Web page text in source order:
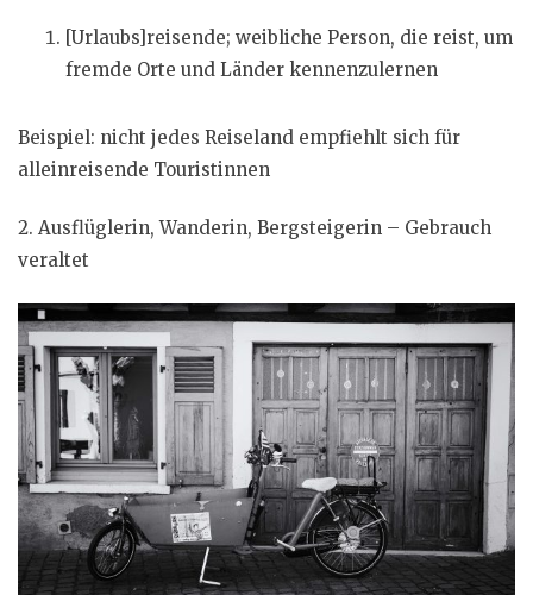
[Urlaubs]reisende; weibliche Person, die reist, um
fremde Orte und Länder kennenzulernen
Beispiel: nicht jedes Reiseland empfiehlt sich für
alleinreisende Touristinnen
2. Ausflüglerin, Wanderin, Bergsteigerin – Gebrauch
veraltet